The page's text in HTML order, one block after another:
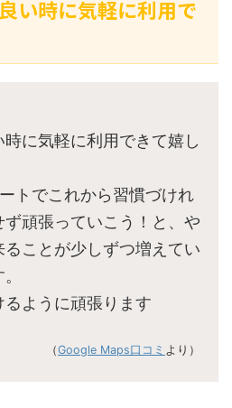
い時に気軽に利用で
に気軽に利用できて嬉し
トでこれから習慣づけれ
頑張っていこう！と、や
ことが少しずつ増えてい
ように頑張ります
（Google Maps口コミ より）